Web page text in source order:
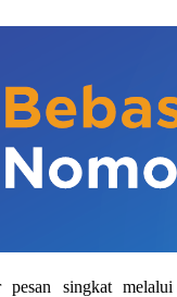
pesan singkat